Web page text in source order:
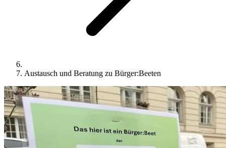
Austausch und Beratung zu Bürger:Beeten